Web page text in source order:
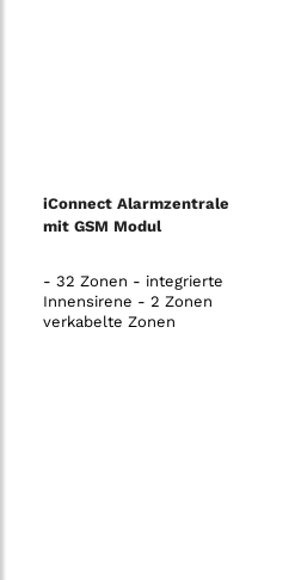
iConnect Alarmzentrale
mit GSM Modul
- 32 Zonen - integrierte
Innensirene - 2 Zonen
verkabelte Zonen